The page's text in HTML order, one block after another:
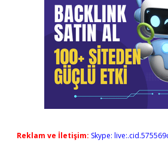
Reklam ve İletişim: Skype: